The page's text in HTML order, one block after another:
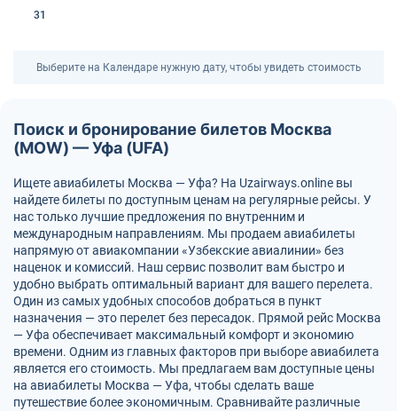
31
Выберите на Календаре нужную дату, чтобы увидеть стоимость
Поиск и бронирование билетов Москва
(MOW) — Уфа (UFA)
Ищете авиабилеты Москва — Уфа? На Uzairways.online вы
найдете билеты по доступным ценам на регулярные рейсы. У
нас только лучшие предложения по внутренним и
международным направлениям. Мы продаем авиабилеты
напрямую от авиакомпании «Узбекские авиалинии» без
наценок и комиссий. Наш сервис позволит вам быстро и
удобно выбрать оптимальный вариант для вашего перелета.
Один из самых удобных способов добраться в пункт
назначения — это перелет без пересадок. Прямой рейс Москва
— Уфа обеспечивает максимальный комфорт и экономию
времени. Одним из главных факторов при выборе авиабилета
является его стоимость. Мы предлагаем вам доступные цены
на авиабилеты Москва — Уфа, чтобы сделать ваше
путешествие более экономичным. Сравнивайте различные